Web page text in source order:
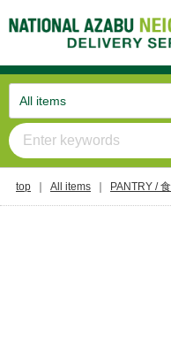
top All items PANTRY /